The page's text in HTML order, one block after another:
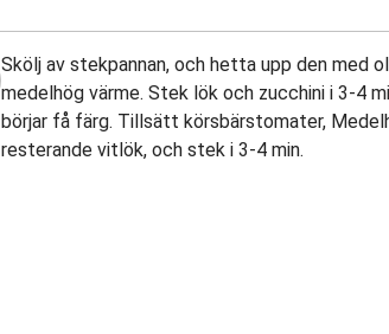
Skölj av stekpannan, och hetta upp den med
medelhög värme. Stek lök och zucchini i 3-4
börjar få färg. Tillsätt körsbärstomater,
resterande vitlök, och stek i 3-4 min.